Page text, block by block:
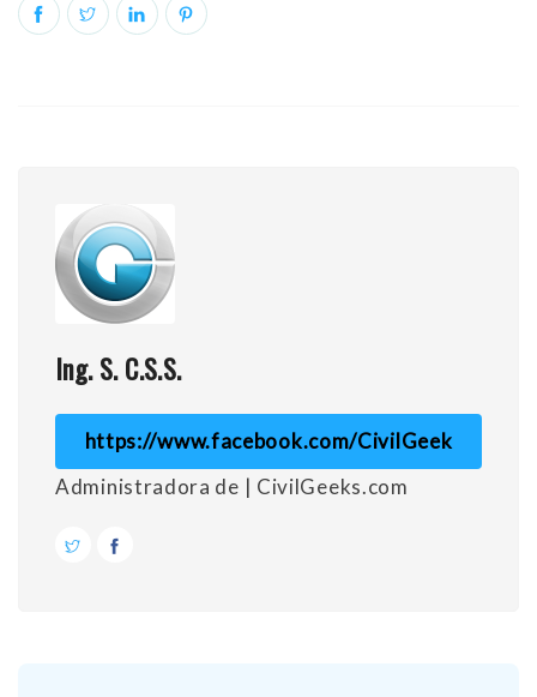
Ing. S. C.S.S.
https://www.facebook.com/CivilGeek
Administradora de | CivilGeeks.com